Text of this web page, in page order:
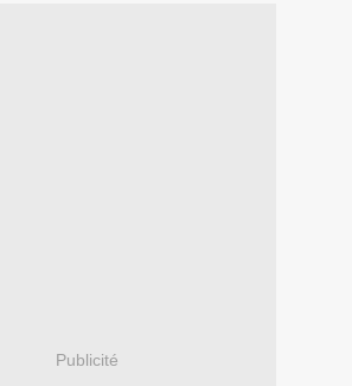
Publicité